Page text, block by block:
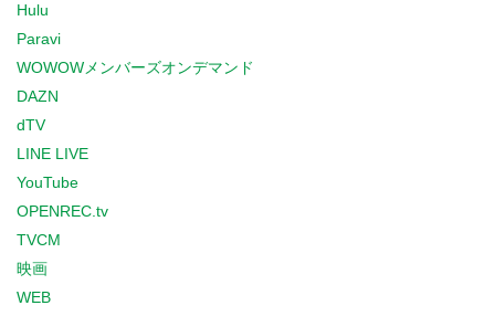
Hulu
Paravi
WOWOWメンバーズオンデマンド
DAZN
dTV
LINE LIVE
YouTube
OPENREC.tv
TVCM
映画
WEB